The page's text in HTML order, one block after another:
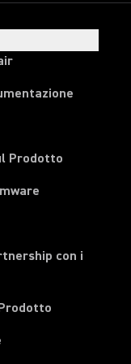
Prodotto
con i